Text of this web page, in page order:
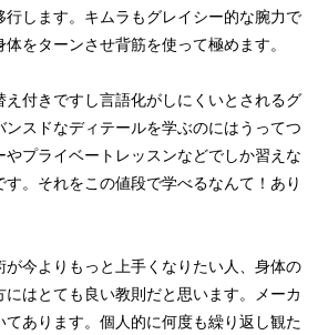
行します。キムラもグレイシー的な腕力で
をターンさせ背筋を使って極めます。
え付きですし言語化がしにくいとされるグ
ンスドなディテールを学ぶのにはうってつ
やプライベートレッスンなどでしか習えな
。それをこの値段で学べるなんて！あり
が今よりもっと上手くなりたい人、身体の
はとても良い教則だと思います。メーカ
あります。個人的に何度も繰り返し観た